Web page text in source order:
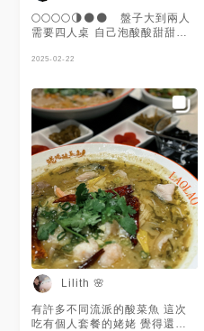
🌕🌕🌕🌕🌗🌑🌑⁡⁡⁡ ⁡⁡ 盤子大到兩人
需要四人桌⁡ 自己泡酸酸甜甜的
友還是吃得下去的⁡ ⁡ - - - - - - -⁡⁡⁡⁡⁡⁡⁡⁡
台北市中正區北平西路3號2樓⁡ ⁡⁡
#077expedition #777台北
#777中國 #姥姥酸菜魚 #酸菜
魚
2025-02-22
Lilith 🌸
有許多不同流派的酸菜魚 這次
吃有個人套餐的姥姥 覺得還是